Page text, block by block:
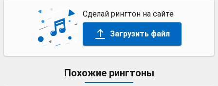
Сделай рингтон на сайте
Загрузить файл
Похожие рингтоны